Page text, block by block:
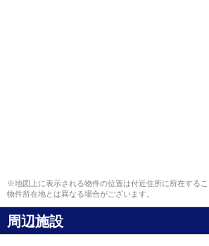
※地図上に表示される物件の位置は付近住所に所在する
物件所在地とは異なる場合がございます。
周辺施設